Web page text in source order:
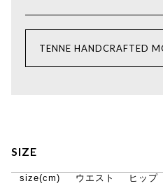
TENNE HANDCRAFTED
SIZE
size(cm) ウエスト ヒップ